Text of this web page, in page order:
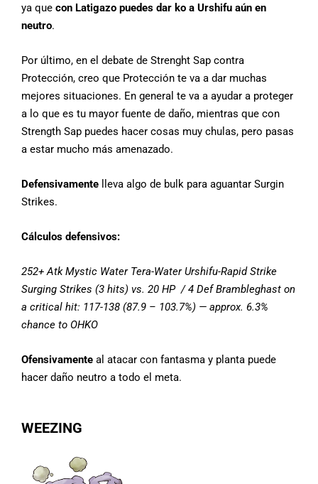
ya que con Latigazo puedes dar ko a Urshifu aún en
neutro.
Por último, en el debate de Strenght Sap contra
Protección, creo que Protección te va a dar muchas
mejores situaciones. En general te va a ayudar a proteger
a lo que es tu mayor fuente de daño, mientras que con
Strength Sap puedes hacer cosas muy chulas, pero pasas
a estar mucho más amenazado.
Defensivamente lleva algo de bulk para aguantar Surgin
Strikes.
Cálculos defensivos:
252+ Atk Mystic Water Tera-Water Urshifu-Rapid Strike
Surging Strikes (3 hits) vs. 20 HP / 4 Def Brambleghast on
a critical hit: 117-138 (87.9 – 103.7%) — approx. 6.3%
chance to OHKO
Ofensivamente al atacar con fantasma y planta puede
hacer daño neutro a todo el meta.
WEEZING